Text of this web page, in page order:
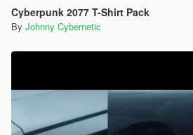
Cyberpunk 2077 T-Shirt Pack
By Johnny Cybernetic